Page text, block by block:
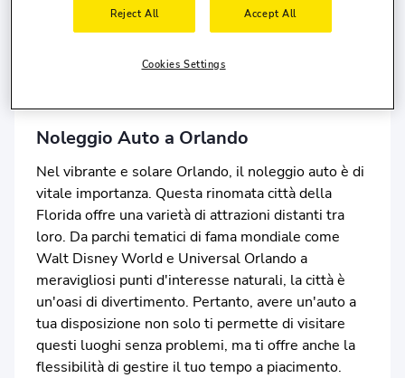
Luogo di riconsegna diverso?
Il conducente vive inStati Uniti ed ha30-65anni.
Noleggio Auto a Orlando
Nel vibrante e solare Orlando, il noleggio auto è di
vitale importanza. Questa rinomata città della
Florida offre una varietà di attrazioni distanti tra
loro. Da parchi tematici di fama mondiale come
Walt Disney World e Universal Orlando a
meravigliosi punti d'interesse naturali, la città è
un'oasi di divertimento. Pertanto, avere un'auto a
tua disposizione non solo ti permette di visitare
questi luoghi senza problemi, ma ti offre anche la
flessibilità di gestire il tuo tempo a piacimento.
Reject All Accept All
Cookies Settings